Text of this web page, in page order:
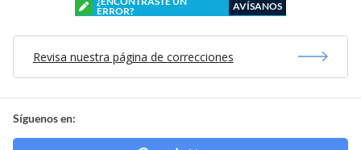
ERROR?
AVÍSANOS
Revisa nuestra página de correcciones
Síguenos en: